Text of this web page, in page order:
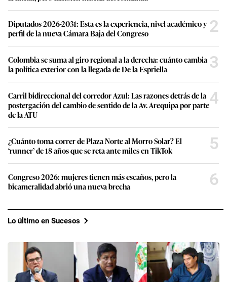
Diputados 2026-2031: Esta es la experiencia, nivel académico y
perfil de la nueva Cámara Baja del Congreso
2
Colombia se suma al giro regional a la derecha: cuánto cambia
la política exterior con la llegada de De la Espriella
3
Carril bidireccional del corredor Azul: Las razones detrás de la
postergación del cambio de sentido de la Av. Arequipa por parte
de la ATU
4
¿Cuánto toma correr de Plaza Norte al Morro Solar? El
‘runner’ de 18 años que se reta ante miles en TikTok
5
Congreso 2026: mujeres tienen más escaños, pero la
bicameralidad abrió una nueva brecha
6
Lo último en Sucesos